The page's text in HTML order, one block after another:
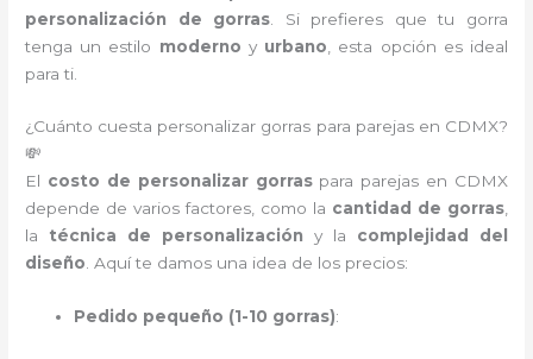
personalización de gorras . Si prefieres que tu gorra
tenga un estilo moderno y urbano , esta opción es ideal
para ti.
¿Cuánto cuesta personalizar gorras para parejas en CDMX?
💸
El costo de personalizar gorraspara parejas en CDMX
depende de varios factores, como la cantidad de gorras,
la técnica de personalización y la complejidad del
diseño. Aquí te damos una idea de los precios:
Pedido pequeño (1-10 gorras):